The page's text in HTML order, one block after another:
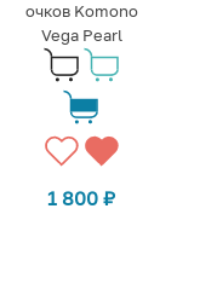
очков Komono
Vega Pearl
1 800₽